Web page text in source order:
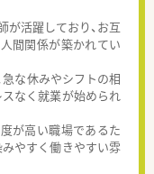
活躍しており、お互
間関係が築かれてい
な休みやシフトの相
なく就業が始められ
が高い職場であるた
やすく働きやすい雰